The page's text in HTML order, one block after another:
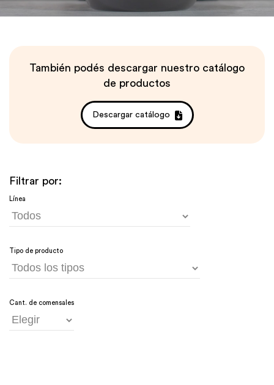
También podés descargar nuestro catálogo
de productos
Descargar catálogo
Filtrar por:
Línea
Tipo de producto
Cant. de comensales